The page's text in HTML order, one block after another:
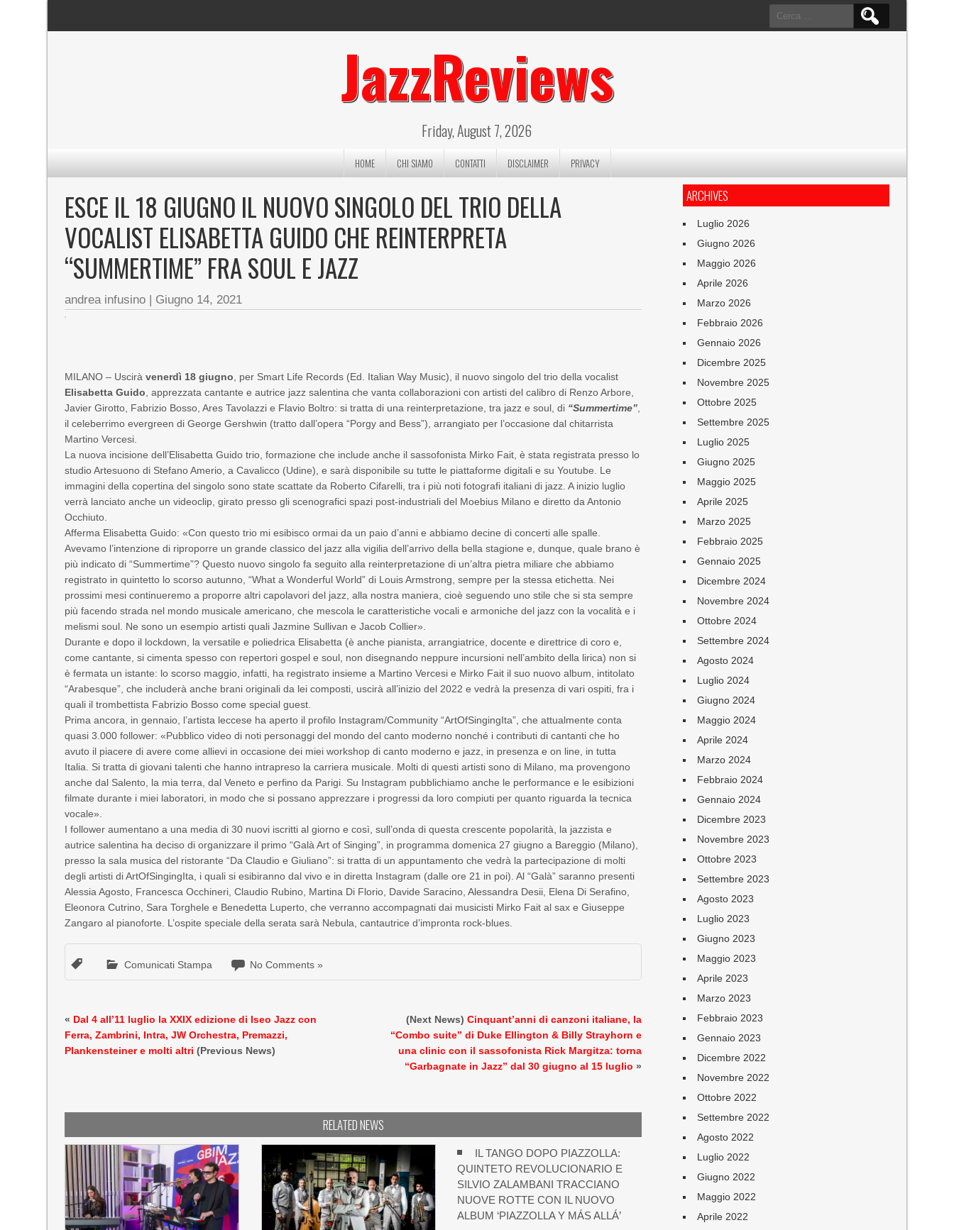
Ricerca
per:
JazzReviews
Friday, August 7, 2026
HOME CHI SIAMO CONTATTI DISCLAIMER PRIVACY
ESCE IL 18 GIUGNO IL NUOVO SINGOLO DEL TRIO DELLA
VOCALIST ELISABETTA GUIDO CHE REINTERPRETA
“SUMMERTIME” FRA SOUL E JAZZ
andrea infusino | Giugno 14, 2021
MILANO – Usciràvenerdì 18 giugno , per Smart Life Records (Ed. Italian Way Music), il nuovo singolo del trio della vocalist
Elisabetta Guido , apprezzata cantante e autrice jazz salentina che vanta collaborazioni con artisti del calibro di Renzo Arbore,
Javier Girotto, Fabrizio Bosso, Ares Tavolazzi e Flavio Boltro: si tratta di una reinterpretazione, tra jazz e soul, di “Summertime”
il celeberrimo evergreen di George Gershwin (tratto dall’opera “Porgy and Bess”), arrangiato per l’occasione dal chitarrista
Martino Vercesi.
La nuova incisione dell’Elisabetta Guido trio, formazione che include anche il sassofonista Mirko Fait, è stata registrata presso lo
studio Artesuono di Stefano Amerio, a Cavalicco (Udine), e sarà disponibile su tutte le piattaforme digitali e su Youtube. Le
immagini della copertina del singolo sono state scattate da Roberto Cifarelli, tra i più noti fotografi italiani di jazz. A inizio luglio
verrà lanciato anche un videoclip, girato presso gli scenografici spazi post-industriali del Moebius Milano e diretto da Antonio
Occhiuto.
Afferma Elisabetta Guido: «Con questo trio mi esibisco ormai da un paio d’anni e abbiamo decine di concerti alle spalle.
Avevamo l’intenzione di riproporre un grande classico del jazz alla vigilia dell’arrivo della bella stagione e, dunque, quale brano è
più indicato di “Summertime”? Questo nuovo singolo fa seguito alla reinterpretazione di un’altra pietra miliare che abbiamo
registrato in quintetto lo scorso autunno, “What a Wonderful World” di Louis Armstrong, sempre per la stessa etichetta. Nei
prossimi mesi continueremo a proporre altri capolavori del jazz, alla nostra maniera, cioè seguendo uno stile che si sta sempre
più facendo strada nel mondo musicale americano, che mescola le caratteristiche vocali e armoniche del jazz con la vocalità e i
melismi soul. Ne sono un esempio artisti quali Jazmine Sullivan e Jacob Collier».
Durante e dopo il lockdown, la versatile e poliedrica Elisabetta (è anche pianista, arrangiatrice, docente e direttrice di coro e,
come cantante, si cimenta spesso con repertori gospel e soul, non disegnando neppure incursioni nell’ambito della lirica) non si
è fermata un istante: lo scorso maggio, infatti, ha registrato insieme a Martino Vercesi e Mirko Fait il suo nuovo album, intitolato
“Arabesque”, che includerà anche brani originali da lei composti, uscirà all’inizio del 2022 e vedrà la presenza di vari ospiti, fra i
quali il trombettista Fabrizio Bosso come special guest.
Prima ancora, in gennaio, l’artista leccese ha aperto il profilo Instagram/Community “ArtOfSingingIta”, che attualmente conta
quasi 3.000 follower: «Pubblico video di noti personaggi del mondo del canto moderno nonché i contributi di cantanti che ho
avuto il piacere di avere come allievi in occasione dei miei workshop di canto moderno e jazz, in presenza e on line, in tutta
Italia. Si tratta di giovani talenti che hanno intrapreso la carriera musicale. Molti di questi artisti sono di Milano, ma provengono
anche dal Salento, la mia terra, dal Veneto e perfino da Parigi. Su Instagram pubblichiamo anche le performance e le esibizioni
filmate durante i miei laboratori, in modo che si possano apprezzare i progressi da loro compiuti per quanto riguarda la tecnica
vocale».
I follower aumentano a una media di 30 nuovi iscritti al giorno e così, sull’onda di questa crescente popolarità, la jazzista e
autrice salentina ha deciso di organizzare il primo “Galà Art of Singing”, in programma domenica 27 giugno a Bareggio (Milano),
presso la sala musica del ristorante “Da Claudio e Giuliano”: si tratta di un appuntamento che vedrà la partecipazione di molti
degli artisti di ArtOfSingingIta, i quali si esibiranno dal vivo e in diretta Instagram (dalle ore 21 in poi). Al “Galà” saranno presenti
Alessia Agosto, Francesca Occhineri, Claudio Rubino, Martina Di Florio, Davide Saracino, Alessandra Desii, Elena Di Serafino,
Eleonora Cutrino, Sara Torghele e Benedetta Luperto, che verranno accompagnati dai musicisti Mirko Fait al sax e Giuseppe
Zangaro al pianoforte. L’ospite speciale della serata sarà Nebula, cantautrice d’impronta rock-blues.
Comunicati Stampa No Comments »
« Dal 4 all’11 luglio la XXIX edizione di Iseo Jazz con
Ferra, Zambrini, Intra, JW Orchestra, Premazzi,
Plankensteiner e molti altri (Previous News)
(Next News)Cinquant’anni di canzoni italiane, la
“Combo suite” di Duke Ellington & Billy Strayhorn e
una clinic con il sassofonista Rick Margitza: torna
“Garbagnate in Jazz” dal 30 giugno al 15 luglio »
RELATED NEWS
IL TANGO DOPO PIAZZOLLA:
QUINTETO REVOLUCIONARIO E
SILVIO ZALAMBANI TRACCIANO
NUOVE ROTTE CON IL NUOVO
ALBUM ‘PIAZZOLLA Y MÁS ALLÁ’
ARCHIVES
Luglio 2026
Giugno 2026
Maggio 2026
Aprile 2026
Marzo 2026
Febbraio 2026
Gennaio 2026
Dicembre 2025
Novembre 2025
Ottobre 2025
Settembre 2025
Luglio 2025
Giugno 2025
Maggio 2025
Aprile 2025
Marzo 2025
Febbraio 2025
Gennaio 2025
Dicembre 2024
Novembre 2024
Ottobre 2024
Settembre 2024
Agosto 2024
Luglio 2024
Giugno 2024
Maggio 2024
Aprile 2024
Marzo 2024
Febbraio 2024
Gennaio 2024
Dicembre 2023
Novembre 2023
Ottobre 2023
Settembre 2023
Agosto 2023
Luglio 2023
Giugno 2023
Maggio 2023
Aprile 2023
Marzo 2023
Febbraio 2023
Gennaio 2023
Dicembre 2022
Novembre 2022
Ottobre 2022
Settembre 2022
Agosto 2022
Luglio 2022
Giugno 2022
Maggio 2022
Aprile 2022